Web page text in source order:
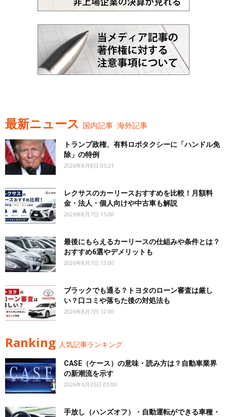
最新ニュース 国内記事 海外記事
トランプ政権、有料ロボタクシーに「ハンドル免
除」の特例
2026年8月8日 05:21
レクサスのカーリースおすすめを比較！月額料
金・法人・個人向けや中古車も解説
2026年8月7日 15:00
最後にもらえるカーリースの仕組みや条件とは？
おすすめ6選やデメリットも
2026年8月7日 13:00
ブラックでも通る？トヨタのローン審査は厳し
い？口コミや落ちた後の対処法も
2026年8月7日 12:00
Ranking 人気記事ランキング
CASE（ケース）の意味・読み方は？自動車業界
の新潮流を示す
2026年6月25日 05:00
手放し（ハンズオフ）・自動運転ができる車種・